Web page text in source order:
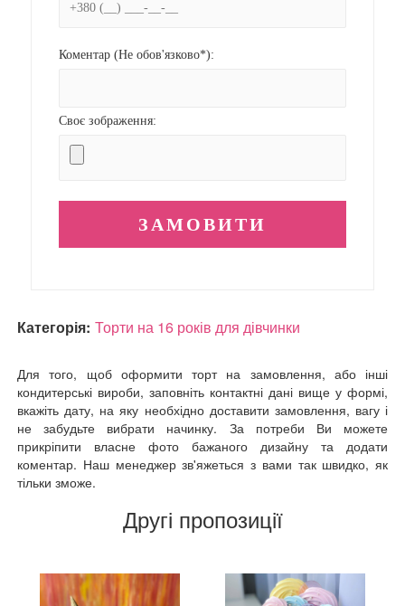
Коментар (Не обов'язково*):
Своє зображення:
Категорія: Торти на 16 років для дівчинки
Для того, щоб оформити торт на замовлення, або інші
кондитерські вироби, заповніть контактні дані вище у формі,
вкажіть дату, на яку необхідно доставити замовлення, вагу і
не забудьте вибрати начинку. За потреби Ви можете
прикріпити власне фото бажаного дизайну та додати
коментар. Наш менеджер зв'яжеться з вами так швидко, як
тільки зможе.
Другі пропозиції